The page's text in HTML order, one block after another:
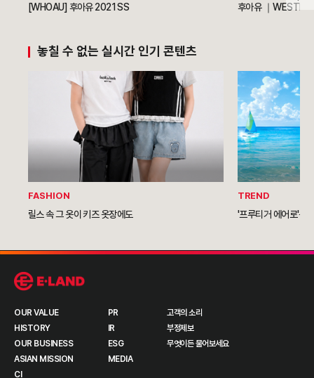
[WHOAU] 후아유 2021 SS 후아유 ｜
놓칠 수 없는 실시간 인기 콘텐츠
FASHION
릴스 속 그 옷이 키즈 옷장에도
TREND
'프루티거 에어로'를
OUR VALUE
HISTORY
OUR BUSINESS
ASIAN MISSION
CI
PR
IR
ESG
MEDIA
고객의 소리
부정제보
무엇이든 물어보세요